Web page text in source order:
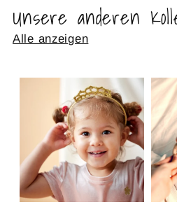
Unsere anderen
Alle anzeigen